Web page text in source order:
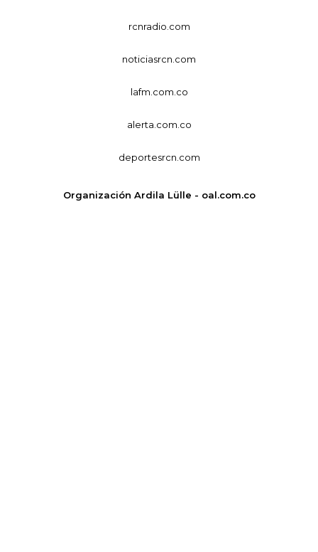
rcnradio.com
noticiasrcn.com
lafm.com.co
alerta.com.co
deportesrcn.com
Organización Ardila Lülle - oal.com.co